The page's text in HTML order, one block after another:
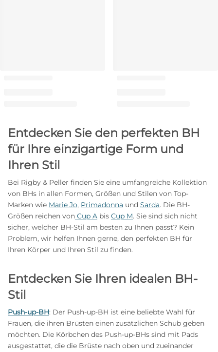
Entdecken Sie den perfekten BH
für Ihre einzigartige Form und
Ihren Stil
Bei Rigby & Peller finden Sie eine umfangreiche Kollektion
von BHs in allen Formen, Größen und Stilen von Top-
Marken wie Marie Jo, Primadonna und Sarda. Die BH-
Größen reichen von Cup A bis Cup M. Sie sind sich nicht
sicher, welcher BH-Stil am besten zu Ihnen passt? Kein
Problem, wir helfen Ihnen gerne, den perfekten BH für
Ihren Körper und Ihren Stil zu finden.
Entdecken Sie Ihren idealen BH-
Stil
Push-up-BH: Der Push-up-BH ist eine beliebte Wahl für
Frauen, die ihren Brüsten einen zusätzlichen Schub geben
möchten. Die Körbchen des Push-up-BHs sind mit Pads
ausgestattet, die die Brüste nach oben und zueinander